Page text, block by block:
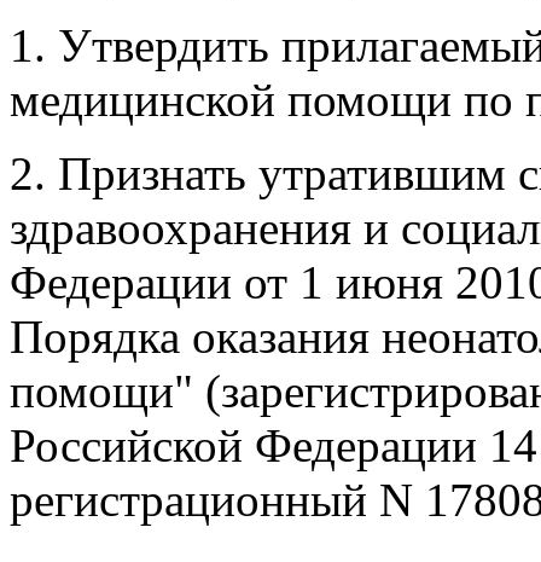
1. Утвердить
медицинской помощи по
2. Признать утратившим
здравоохранения и
Федерации от 1 июня
Порядка оказания
помощи"
Российской Федерации
регистрационный N